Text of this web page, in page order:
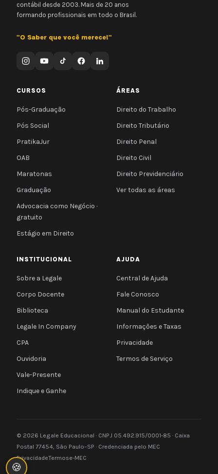
contábil desde 2003. Mais de 20 anos
formando profissionais em todo o Brasil.
"O Saber que você merece!"
CURSOS
Pós-Graduação
Pós Social
PratikaJur
OAB
Maratonas
Graduação
Advocacia como Negócio ·
gratuito
Estágio em Direito
ÁREAS
Direito do Trabalho
Direito Tributário
Direito Penal
Direito Civil
Direito Previdenciário
Ver todas as áreas
INSTITUCIONAL
Sobre a Legale
Corpo Docente
Biblioteca
Legale In Company
CPA
Ouvidoria
Vale-Presente
Indique e Ganhe
AJUDA
Central de Ajuda
Fale Conosco
Manual do Estudante
Informações e Taxas
Privacidade
Termos de Serviço
© 2026 Legale Educacional · CNPJ 05.492.915/0001-85 · Caixa
Postal 77454, São Paulo–SP · Credenciada pelo MEC
PrivacidadeTermose-MEC
🍪